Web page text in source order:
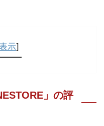
示]
」の評